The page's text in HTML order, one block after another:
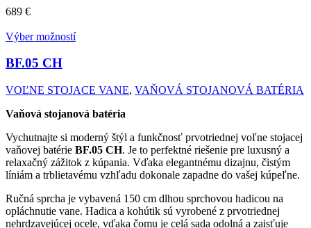
689 €
Výber možností
BF.05 CH
VOĽNE STOJACE VANE, VAŇOVÁ STOJANOVÁ BATÉRIA
Vaňová stojanová batéria
Vychutnajte si moderný štýl a funkčnosť prvotriednej voľne stojacej
vaňovej batérie BF.05 CH. Je to perfektné riešenie pre luxusný a
relaxačný zážitok z kúpania. Vďaka elegantnému dizajnu, čistým
líniám a trblietavému vzhľadu dokonale zapadne do vašej kúpeľne.
Ručná sprcha je vybavená 150 cm dlhou sprchovou hadicou na
opláchnutie vane. Hadica a kohútik sú vyrobené z prvotriednej
nehrdzavejúcej ocele, vďaka čomu je celá sada odolná a zaisťuje